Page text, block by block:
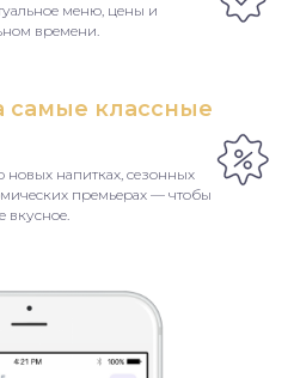
меню, цены и
времени.
самые классные
новых напитках, сезонных
премьерах — чтобы
вкусное.